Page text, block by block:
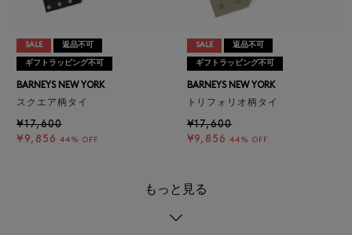
SALE 返品不可
ギフトラッピング不可
BARNEYS NEW YORK
スクエア柄タイ
¥17,600
¥9,856 44% OFF
SALE 返品不可
ギフトラッピング不可
BARNEYS NEW YORK
トリフォリオ柄タイ
¥17,600
¥9,856 44% OFF
もっと見る